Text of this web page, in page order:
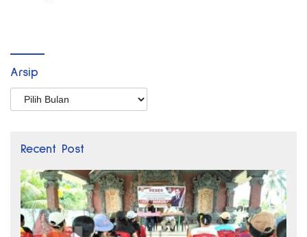
Arsip
Arsip
Recent Post